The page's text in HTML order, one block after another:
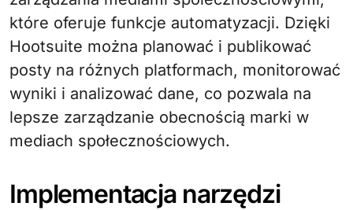
które oferuje funkcje automatyzacji. Dzięki
Hootsuite można planować i publikować
posty na różnych platformach, monitorować
wyniki i analizować dane, co pozwala na
lepsze zarządzanie obecnością marki w
mediach społecznościowych.
Implementacja narzędzi